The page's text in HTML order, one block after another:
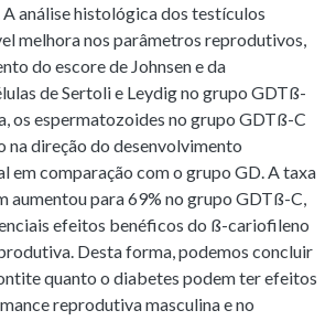
análise histológica dos testículos
melhora nos parâmetros reprodutivos,
do escore de Johnsen e da
de Sertoli e Leydig no grupo GDTß-
os espermatozoides no grupo GDTß-C
na direção do desenvolvimento
em comparação com o grupo GD. A taxa
aumentou para 69% no grupo GDTß-C,
efeitos benéficos do ß-cariofileno
Desta forma, podemos concluir
quanto o diabetes podem ter efeitos
reprodutiva masculina e no